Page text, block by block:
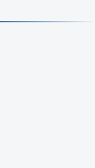
;рейтингу;отзывам